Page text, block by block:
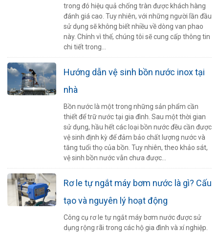
trong đó hiệu quả chống tràn được khách hàng
đánh giá cao. Tuy nhiên, với những người lần đầu
sử dụng sẽ không biết nhiều về dòng van phao
này. Chính vì thế, chúng tôi sẽ cung cấp thông tin
chi tiết trong...
Hướng dẫn vệ sinh bồn nước inox tại
nhà
Bồn nước là một trong những sản phẩm cần
thiết để trữ nước tại gia đình. Sau một thời gian
sử dụng, hầu hết các loại bồn nước đều cần được
vệ sinh định kỳ để đảm bảo chất lượng nước và
tăng tuổi thọ của bồn. Tuy nhiên, theo khảo sát,
vệ sinh bồn nước vẫn chưa được...
Rơ le tự ngắt máy bơm nước là gì? Cấu
tạo và nguyên lý hoạt động
Công cụ rơ le tự ngắt máy bơm nước được sử
dụng rộng rãi trong các hộ gia đình và xí nghiệp.